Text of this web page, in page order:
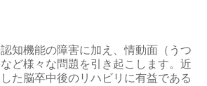
知機能の障害に加え、情動面（うつ
ど様々な問題を引き起こします。近
た脳卒中後のリハビリに有益である